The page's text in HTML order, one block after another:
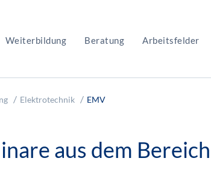
Weiterbildung Beratung Arbeitsfelder
Elektrotechnik EMV
aus dem Bereich